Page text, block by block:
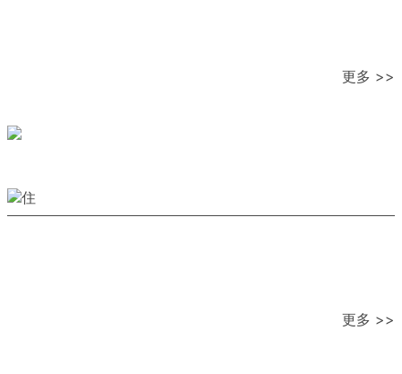
更多 >>
更多 >>